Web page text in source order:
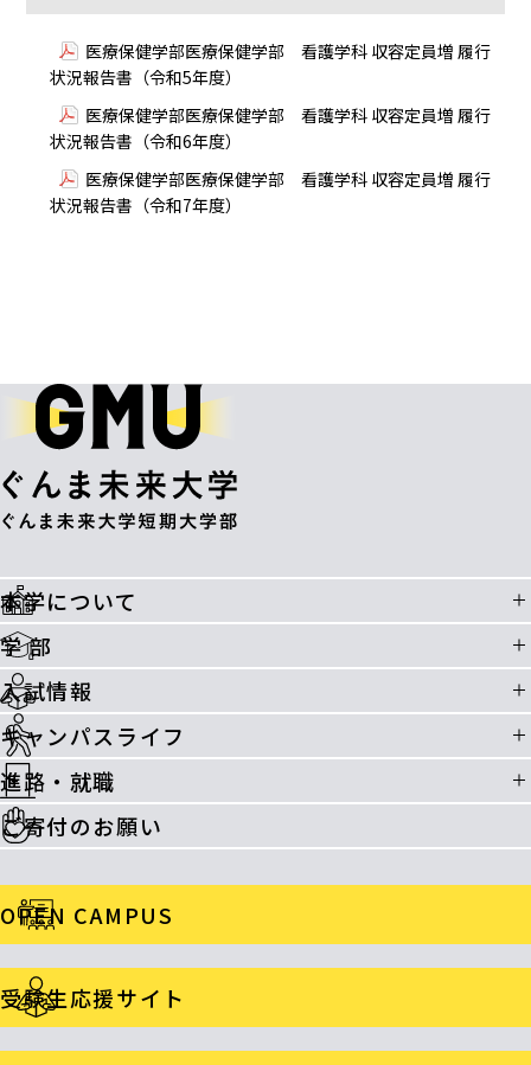
医療保健学部医療保健学部 看護学科 収容定員増 履行
状況報告書（令和5年度）
医療保健学部医療保健学部 看護学科 収容定員増 履行
状況報告書（令和6年度）
医療保健学部医療保健学部 看護学科 収容定員増 履行
状況報告書（令和7年度）
本学について
学 部
入試情報
キャンパスライフ
進路・就職
ご寄付のお願い
OPEN CAMPUS
受験生応援サイト